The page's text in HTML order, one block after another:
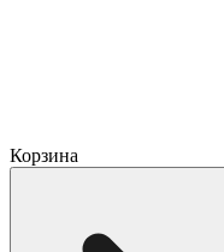
Корзина